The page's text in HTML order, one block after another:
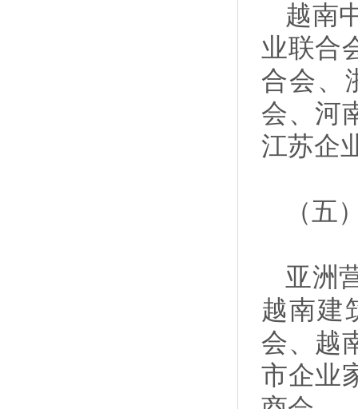
越南
业联合
合会、
会、河
江苏企
（五
亚洲
越南建
会、越
市企业